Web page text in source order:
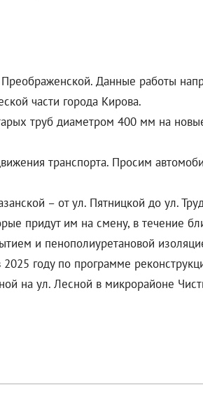
Данные работы
части города Кирова.
труб диаметром 400 мм на
транспорта. Просим
– от ул. Пятницкой до ул.
придут им на смену, в течение
и пенополиуретановой
году по программе
на ул. Лесной в микрорайоне